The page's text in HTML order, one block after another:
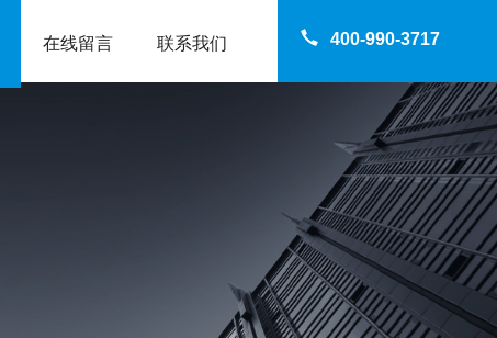
400-990-3717
在线留言 联系我们